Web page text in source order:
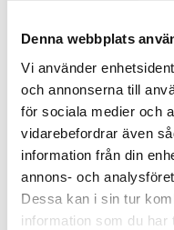
Denna webbplats
Vi använder
och annonserna till
för sociala medier och
vidarebefordrar även
information från din
annons- och
Dessa kan i sin tur
information som du har
ETHYLHEXYL TRIAZONE,
OIL/SEBACIC ACID
ISOPROPYL LAUROYL
77891/TITANIUM DIOXIDE,
SEED OIL, CI 77491/IRON
ROSMARINUS
TOCOPHEROL,
PEEL OIL, LINALYL
CITRONELLOL, DIMETHYL
PELARGONIUM
ACETATE [N5603/A].